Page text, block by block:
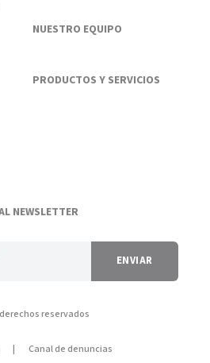
NUESTRO EQUIPO
PRODUCTOS Y SERVICIOS
NEWSLETTER
reservados
Canal de denuncias